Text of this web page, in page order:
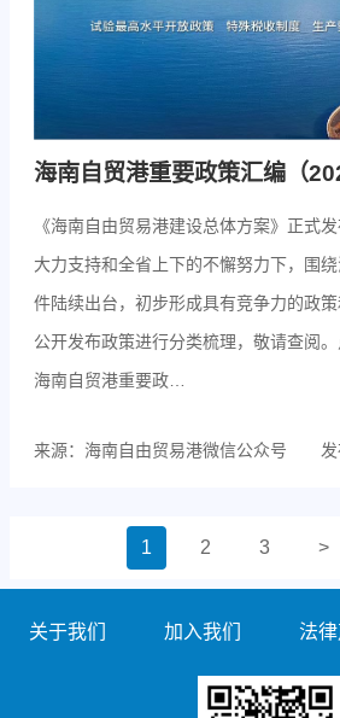
海南自贸港重要政策汇编（
《海南自由贸易港建设总体方案》正式
大力支持和全省上下的不懈努力下，围
件陆续出台，初步形成具有竞争力的政
公开发布政策进行分类梳理，敬请查阅。
海南自贸港重要政…
来源：海南自由贸易港微信公众号
1 2 3 >
关于我们 加入我们 法